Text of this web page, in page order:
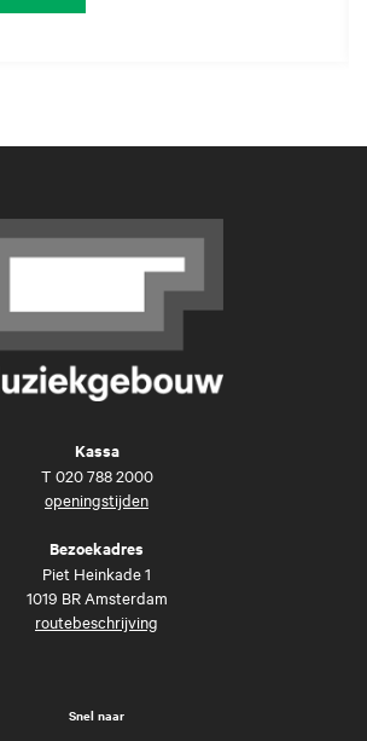
Kassa
T 020 788 2000
openingstijden
Bezoekadres
Piet Heinkade 1
1019 BR Amsterdam
routebeschrijving
Snel naar